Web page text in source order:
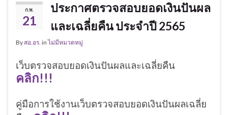
ก.พ.
21
ประกาศตรวจสอบยอดเงินปันผล
และเฉลี่ยคืน ประจำปี 2565
By สอ.อร. inไม่มีหมวดหมู่
เว็บตรวจสอบยอดเงินปันผลและเฉลี่ยคืน
คลิก!!!
คู่มือการใช้งานเว็บตรวจสอบยอดเงินปันผลเฉลี่ย